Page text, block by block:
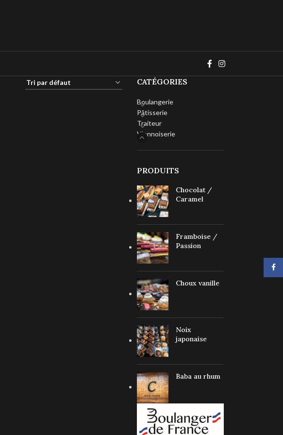
CATÉGORIES
Boulangerie
Pâtisserie
Traiteur
Viennoiserie
PRODUITS
Chocolat /
Caramel
Framboise /
Passion
Choux vanille
Noix
japonaise
Baba au rhum